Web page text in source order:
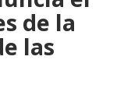
de la
las